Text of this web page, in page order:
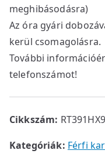
meghibásodásra)
Az óra gyári
kerül csomagolásra.
További
telefonszámot!
Cikkszám: RT391HX9
Kategóriák: Férfi